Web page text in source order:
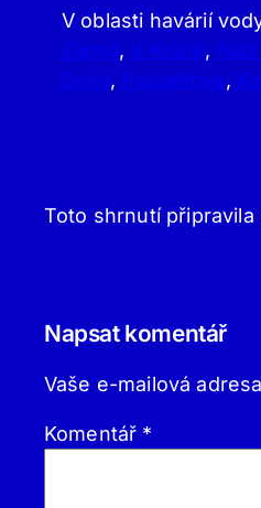
V oblasti havárií
Zápolí, V Koutě,
Dolní, Poupětova,
Toto shrnutí
Napsat komentář
Vaše e-mailová
Komentář *